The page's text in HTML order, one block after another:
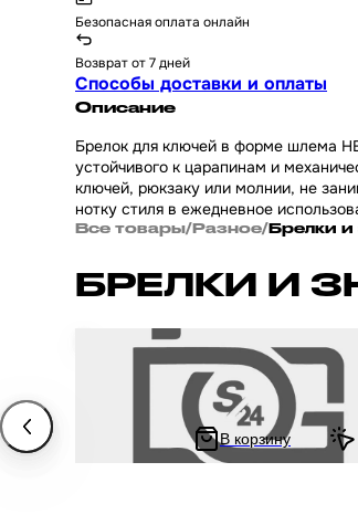
Безопасная оплата онлайн
Возврат от 7 дней
Способы доставки и оплаты
Описание
Брелок для ключей в форме шлема
устойчивого к царапинам и
ключей, рюкзаку или молнии, не
нотку стиля в ежедневное
Все товары/Разное/Брелки и
БРЕЛКИ И
Брелок для ключей на мотоцикл и
форме шлема HELMET #54
420 ₽ В корзину